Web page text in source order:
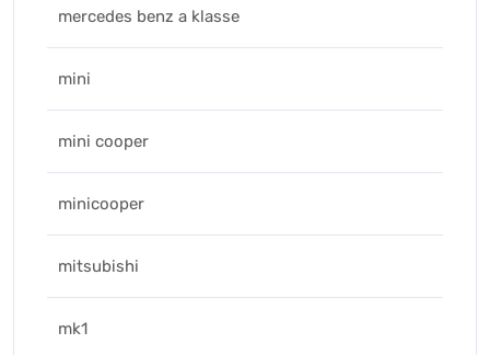
mercedes benz a klasse
mini
mini cooper
minicooper
mitsubishi
mk1